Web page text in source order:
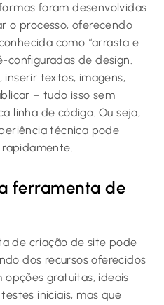
foram desenvolvidas
o processo, oferecendo
como “arrasta e
configuradas de design.
inserir textos, imagens,
– tudo isso sem
linha de código. Ou seja,
técnica pode
rapidamente.
ferramenta de
de criação de site pode
dos recursos oferecidos
opções gratuitas, ideais
iniciais, mas que